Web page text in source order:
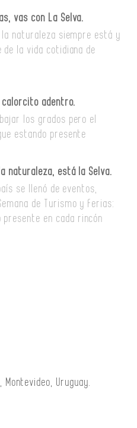
vas con La Selva.
la naturaleza siempre está y
la vida cotidiana de
adentro.
los grados pero el
estando presente
naturaleza, está la Selva.
se llenó de eventos,
de Turismo y ferias:
en cada rincón
Montevideo, Uruguay.